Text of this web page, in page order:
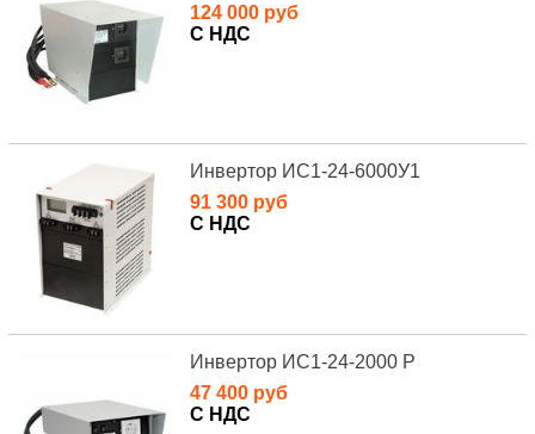
124 000 руб
С НДС
Инвертор ИС1-24-6000У1
91 300 руб
С НДС
Инвертор ИС1-24-2000 Р
47 400 руб
С НДС